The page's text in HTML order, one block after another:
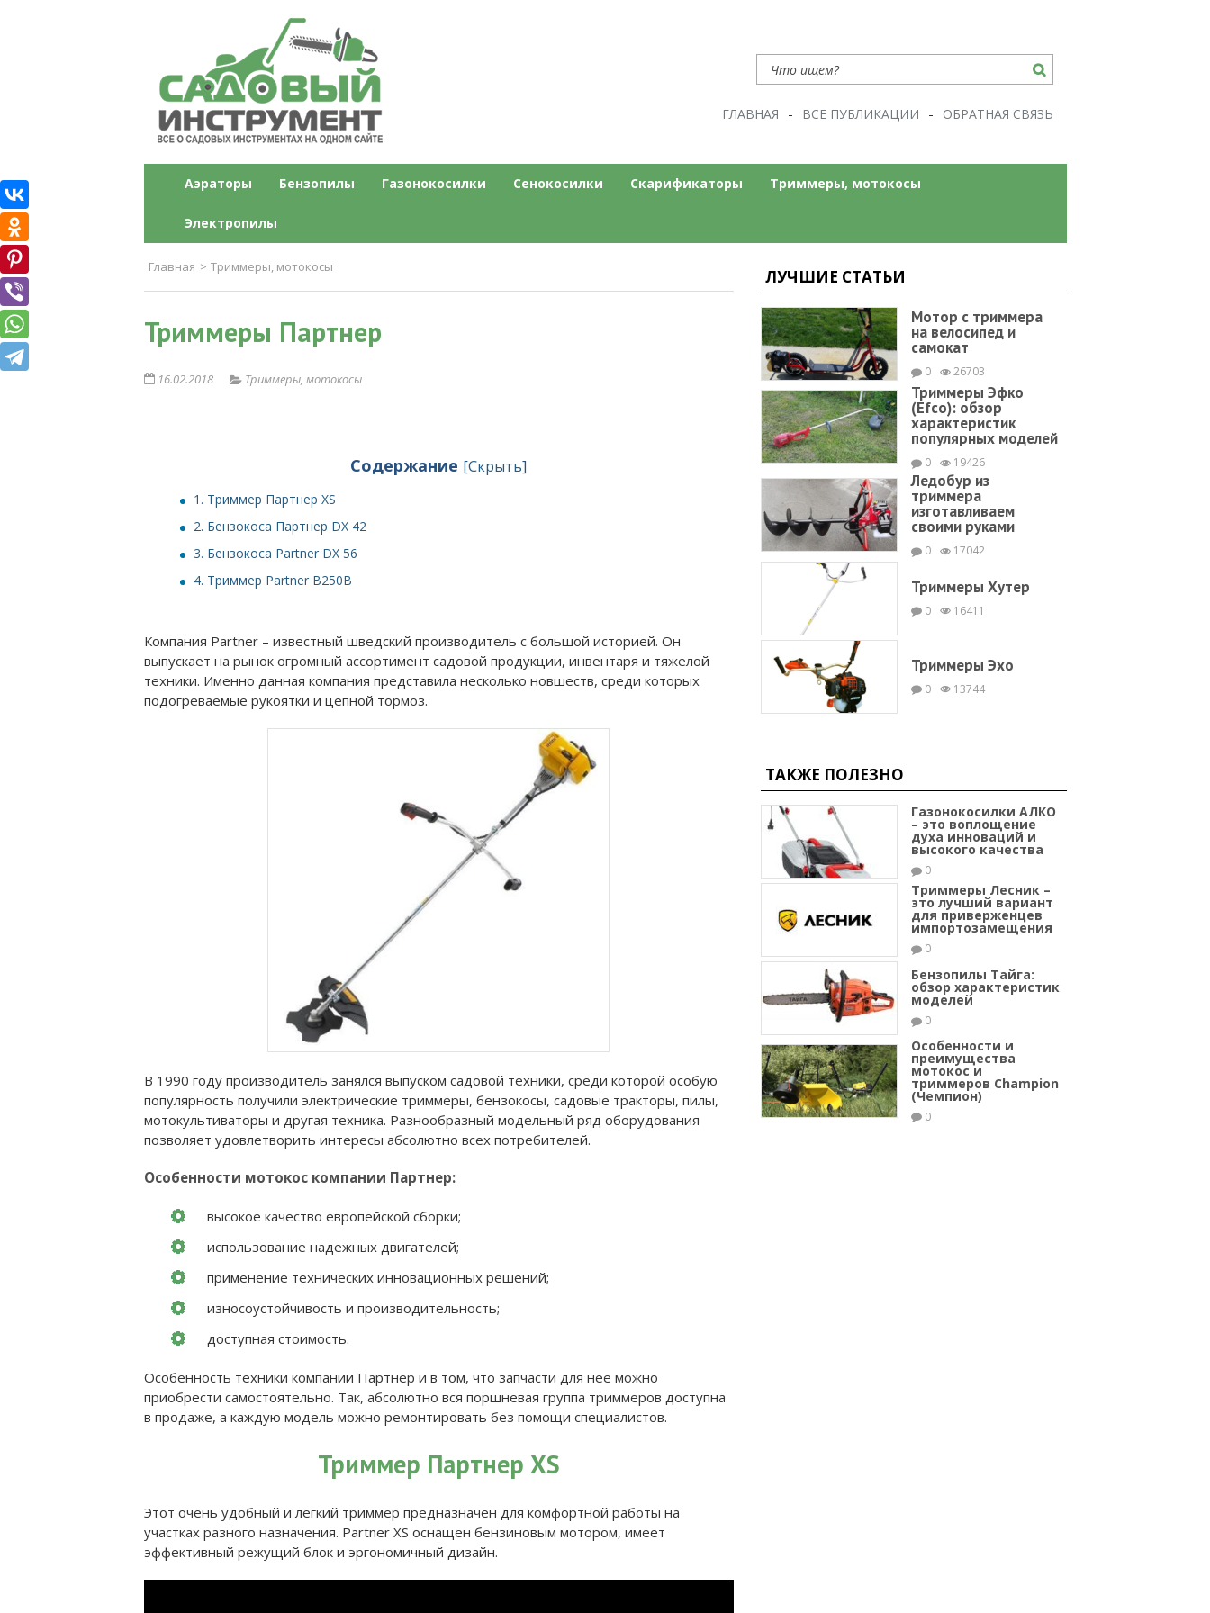
Садовый инструмент
Все о садовых инструментах на одном сайте
ГЛАВНАЯ ВСЕ ПУБЛИКАЦИИ ОБРАТНАЯ СВЯЗЬ
Аэраторы Бензопилы Газонокосилки Сенокосилки Скарификаторы Триммеры, мотокосы
Электропилы
Главная > Триммеры, мотокосы
Триммеры Партнер
16.02.2018 Триммеры, мотокосы
Содержание [Скрыть]
1. Триммер Партнер XS
2. Бензокоса Партнер DX 42
3. Бензокоса Partner DX 56
4. Триммер Partner B250B
Компания Partner – известный шведский производитель с большой историей. Он
выпускает на рынок огромный ассортимент садовой продукции, инвентаря и тяжелой
техники. Именно данная компания представила несколько новшеств, среди которых
подогреваемые рукоятки и цепной тормоз.
В 1990 году производитель занялся выпуском садовой техники, среди которой особую
популярность получили электрические триммеры, бензокосы, садовые тракторы, пилы,
мотокультиваторы и другая техника. Разнообразный модельный ряд оборудования
позволяет удовлетворить интересы абсолютно всех потребителей.
Особенности мотокос компании Партнер:
высокое качество европейской сборки;
использование надежных двигателей;
применение технических инновационных решений;
износоустойчивость и производительность;
доступная стоимость.
Особенность техники компании Партнер и в том, что запчасти для нее можно
приобрести самостоятельно. Так, абсолютно вся поршневая группа триммеров доступна
в продаже, а каждую модель можно ремонтировать без помощи специалистов.
Триммер Партнер XS
Этот очень удобный и легкий триммер предназначен для комфортной работы на
участках разного назначения. Partner XS оснащен бензиновым мотором, имеет
эффективный режущий блок и эргономичный дизайн.
ЛУЧШИЕ СТАТЬИ
Мотор с триммера
на велосипед и
самокат
0 26703
Триммеры Эфко
(Efco): обзор
характеристик
популярных моделей
0 19426
Ледобур из
триммера
изготавливаем
своими руками
0 17042
Триммеры Хутер
0 16411
Триммеры Эхо
0 13744
ТАКЖЕ ПОЛЕЗНО
Газонокосилки АЛКО
– это воплощение
духа инноваций и
высокого качества
0
Триммеры Лесник –
это лучший вариант
для приверженцев
импортозамещения
0
Бензопилы Тайга:
обзор характеристик
моделей
0
Особенности и
преимущества
мотокос и
триммеров Champion
(Чемпион)
0